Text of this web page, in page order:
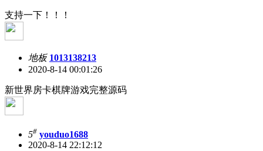
支持一下！！！
地板 1013138213
2020-8-14 00:01:26
新世界房卡棋牌游戏完整源码
5# youduo1688
2020-8-14 22:12:12